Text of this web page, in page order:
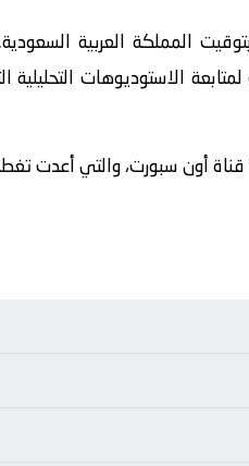
أحداث هذه المباراة الحماسية في تمام الساعة
الاستوديوهات
أون سبورت، والتي أعدت